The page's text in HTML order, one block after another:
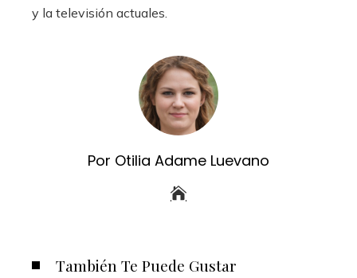
y la televisión actuales.
Por Otilia Adame Luevano
También Te Puede Gustar